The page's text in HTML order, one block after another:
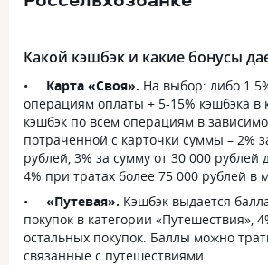
Какой кэшбэк и какие бонусы
Карта «Своя». На выбор: либо
операциям оплаты + 5-15% кэшбэка в
кэшбэк по всем операциям в
потраченной с карточки суммы – 2%
рублей, 3% за сумму от 30 000 рублей
4% при тратах более 75 000 рублей в
«Путевая». Кэшбэк выдается
покупок в категории «Путешествия»,
остальных покупок. Баллы можно
связанные с путешествиями.